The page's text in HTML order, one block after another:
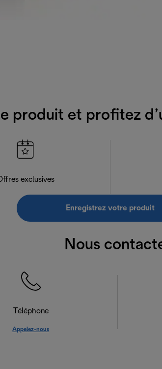
produit et profitez
exclusives
Enregistrez votre produit
Nous
Téléphone
Appelez-nous